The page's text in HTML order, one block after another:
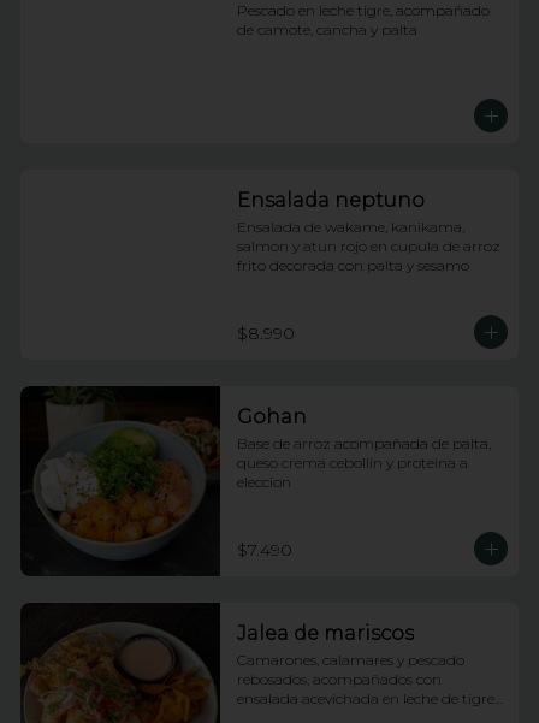
Pescado en leche tigre, acompañado
de camote, cancha y palta
Ensalada neptuno
Ensalada de wakame, kanikama,
salmon y atun rojo en cupula de arroz
frito decorada con palta y sesamo
$8.990
Gohan
Base de arroz acompañada de palta,
queso crema cebollin y proteina a
eleccion
$7.490
Jalea de mariscos
Camarones, calamares y pescado
rebosados, acompañados con
ensalada acevichada en leche de tigre